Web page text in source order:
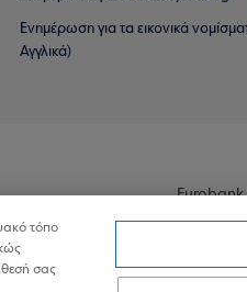
Ενημέρωση για τα εικονικά
Αγγλικά)
τόπο
σας